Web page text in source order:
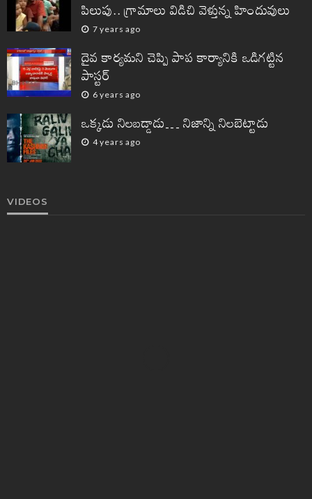
పిలుపు.. గ్రామాలు విడిచి వెళ్తున్న హిందువులు
7 years ago
దైవ కార్యమని చెప్పి పాప కార్యానికి ఒడిగట్టిన
పాస్టర్
6 years ago
ఒక్కడు నిలబడ్డాడు… నిజాన్ని నిలబెట్టాడు
4 years ago
VIDEOS